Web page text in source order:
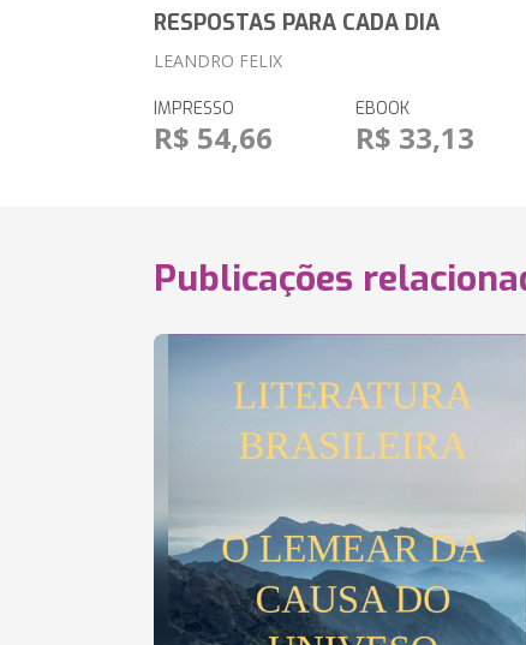
RESPOSTAS PARA CADA DIA
LEANDRO FELIX
IMPRESSO
R$ 54,66
EBOOK
R$ 33,13
Publicações